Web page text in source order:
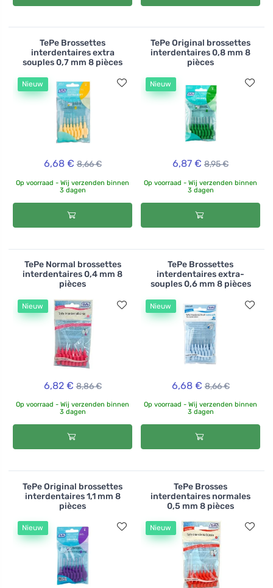
TePe Brossettes
interdentaires extra
souples 0,7 mm 8 pièces
Nieuw
6,68 € 8,66 €
Op voorraad - Wij verzenden binnen
3 dagen
TePe Original brossettes
interdentaires 0,8 mm 8
pièces
Nieuw
6,87 € 8,95 €
Op voorraad - Wij verzenden binnen
3 dagen
TePe Normal brossettes
interdentaires 0,4 mm 8
pièces
Nieuw
6,82 € 8,86 €
Op voorraad - Wij verzenden binnen
3 dagen
TePe Brossettes
interdentaires extra-
souples 0,6 mm 8 pièces
Nieuw
6,68 € 8,66 €
Op voorraad - Wij verzenden binnen
3 dagen
TePe Original brossettes
interdentaires 1,1 mm 8
pièces
Nieuw
TePe Brosses
interdentaires normales
0,5 mm 8 pièces
Nieuw